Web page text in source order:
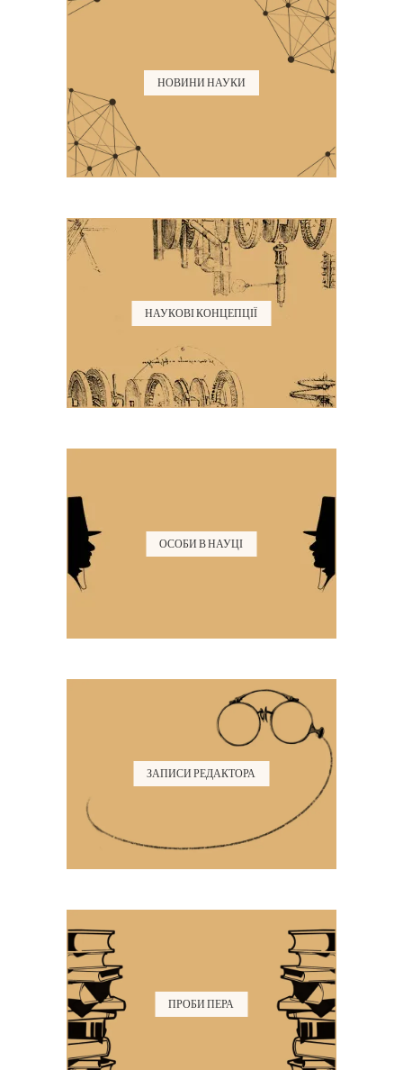
НОВИНИ НАУКИ
НАУКОВІ КОНЦЕПЦІЇ
ОСОБИ В НАУЦІ
ЗАПИСИ РЕДАКТОРА
ПРОБИ ПЕРА